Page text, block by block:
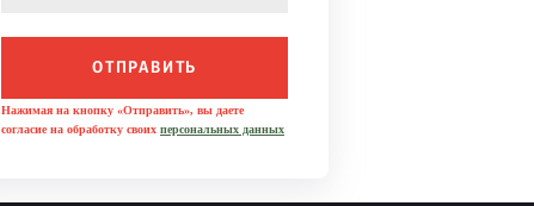
ОТПРАВИТЬ
Нажимая на кнопку «Отправить», вы даете
согласие на обработку своих персональных данных